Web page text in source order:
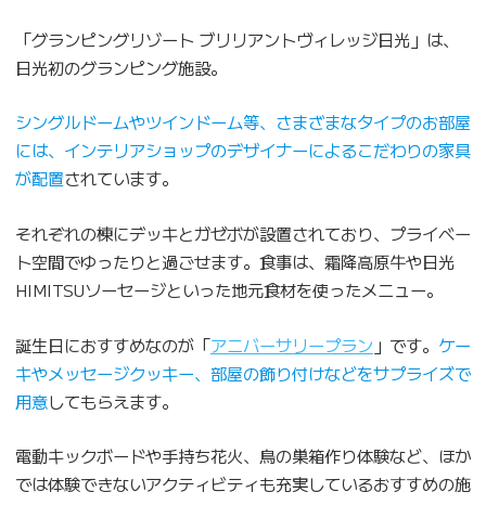
「グランピングリゾート ブリリアントヴィレッジ日光」は、
日光初のグランピング施設。
シングルドームやツインドーム等、さまざまなタイプのお部屋
には、インテリアショップのデザイナーによるこだわりの家具
が配置されています。
それぞれの棟にデッキとガゼボが設置されており、プライベー
ト空間でゆったりと過ごせます。食事は、霜降高原牛や日光
HIMITSUソーセージといった地元食材を使ったメニュー。
誕生日におすすめなのが「アニバーサリープラン 」です。 ケー
キやメッセージクッキー、部屋の飾り付けなどをサプライズで
用意してもらえます。
電動キックボードや手持ち花火、鳥の巣箱作り体験など、ほか
では体験できないアクティビティも充実しているおすすめの施